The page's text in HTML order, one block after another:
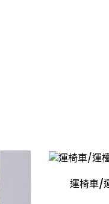
運椅車/